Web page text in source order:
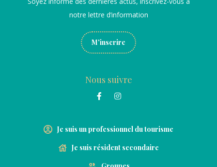
notre lettre d’information
M'inscrire
Nous suivre
Je suis un professionnel du tourisme
Je suis résident secondaire